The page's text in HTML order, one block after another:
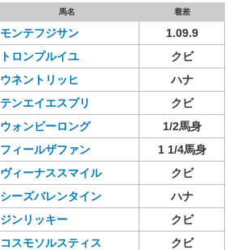
馬名 着差
モンテフジサン
1.09.9
トロンプルイユ
クビ
ウネントリッヒ
ハナ
テンエイエスプリ
クビ
ウォンビーロング
1/2馬身
フィールザファン
1 1/4馬身
ヴィーナススマイル
クビ
シーズバレンタイン
ハナ
ジンリッキー
クビ
コスモソルスティス
クビ